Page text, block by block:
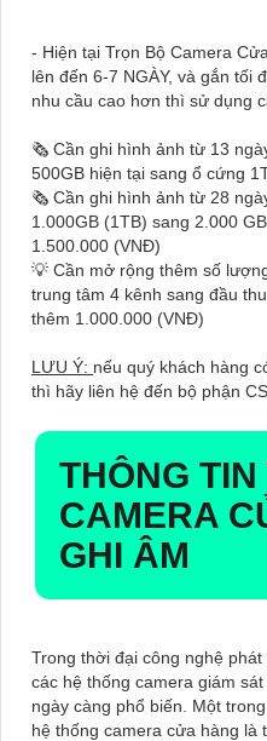
- Hiện tại Trọn Bộ Camera
lên đến 6-7 NGÀY, và gắn tối
nhu cầu cao hơn thì sử dụng
🗞 Cần ghi hình ảnh từ 13
500GB hiện tại sang ổ cứng
🗞 Cần ghi hình ảnh từ 28
1.000GB (1TB) sang 2.000
1.500.000 (VNĐ)
💡 Cần mở rộng thêm số
trung tâm 4 kênh sang đầu
thêm 1.000.000 (VNĐ)
LƯU Ý: nếu quý khách hàng
thì hãy liên hệ đến bộ phận
THÔNG TIN
CAMERA
GHI ÂM
Trong thời đại công nghệ
các hệ thống camera giám
ngày càng phổ biến. Một
hệ thống camera cửa hàng là